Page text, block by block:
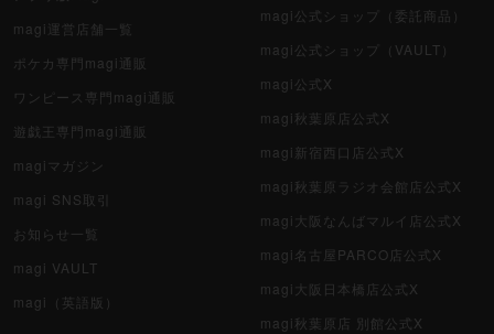
magi運営店舗一覧
ポケカ専門magi通販
ワンピース専門magi通販
遊戯王専門magi通販
magiマガジン
magi SNS取引
お知らせ一覧
magi VAULT
magi（英語版）
magi公式ショップ（委託商品）
magi公式ショップ（VAULT）
magi公式X
magi秋葉原店公式X
magi新宿西口店公式X
magi秋葉原ラジオ会館店公式X
magi大阪なんばマルイ店公式X
magi名古屋PARCO店公式X
magi大阪日本橋店公式X
magi秋葉原店 別館公式X